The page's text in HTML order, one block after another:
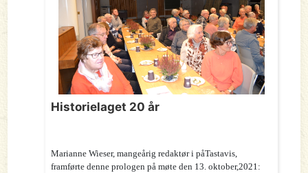
Historielaget 20 år
Marianne Wieser, mangeårig redaktør i påTastavis,
framførte denne prologen på møte den 13. oktober,2021: